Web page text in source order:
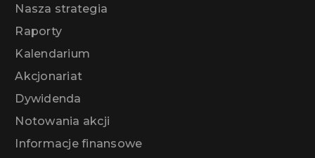
Nasza strategia
Raporty
Kalendarium
Akcjonariat
Dywidenda
Notowania akcji
Informacje finansowe